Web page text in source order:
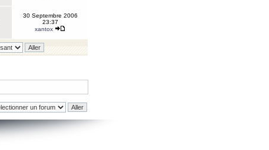
30 Septembre 2006
23:37
xantox